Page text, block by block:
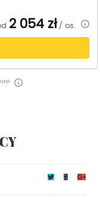
2 054 zł/ os.